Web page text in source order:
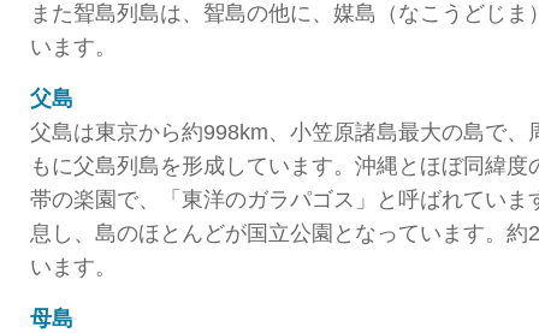
また聟島列島は、聟島の他に、媒島（なこうどじ
います。
父島
父島は東京から約998km、小笠原諸島最大の島で、
もに父島列島を形成しています。沖縄とほぼ同緯
帯の楽園で、「東洋のガラパゴス」と呼ばれていま
息し、島のほとんどが国立公園となっています。約
います。
母島